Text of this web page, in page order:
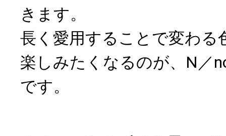
きます。
長く愛用することで変わる
楽しみたくなるのが、N／
です。